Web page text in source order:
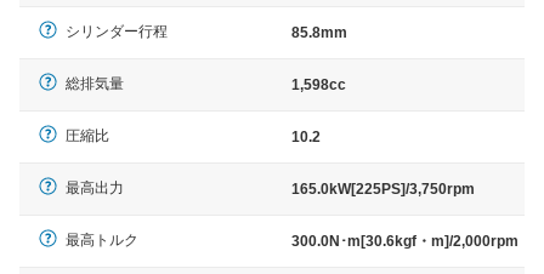
シリンダー行程 85.8mm
総排気量 1,598cc
圧縮比 10.2
最高出力 165.0kW[225PS]/3,750rpm
最高トルク 300.0N･m[30.6kgf・m]/2,000rpm